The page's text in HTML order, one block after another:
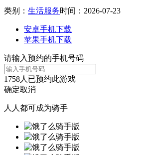
类别： 生活服务时间：2026-07-23
安卓手机下载
苹果手机下载
请输入预约的手机号码
1758人已预约此游戏
确定取消
人人都可成为骑手